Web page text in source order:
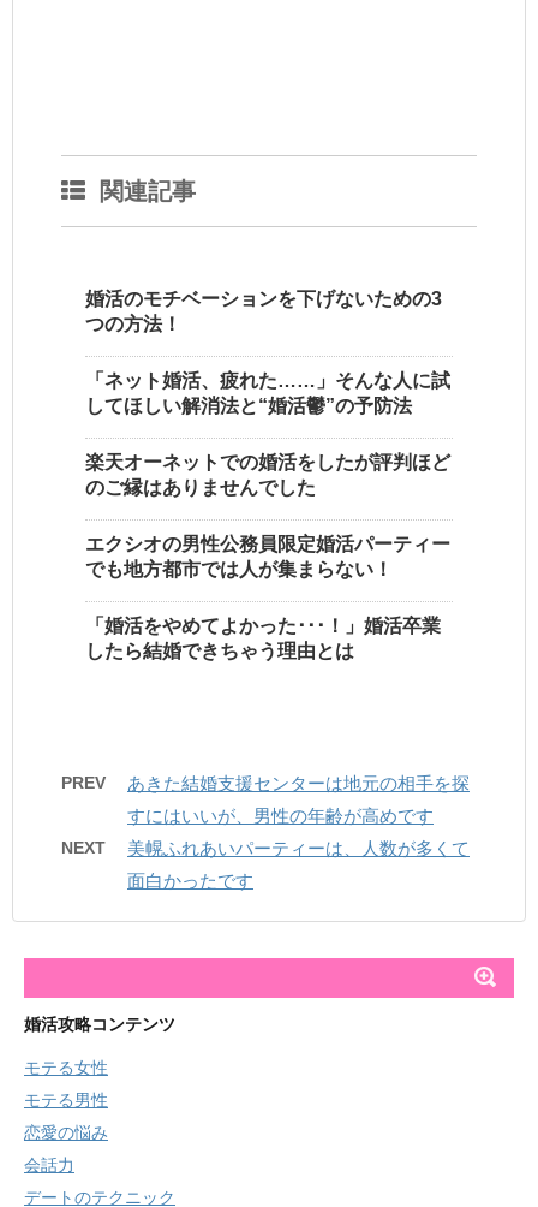
関連記事
婚活のモチベーションを下げないための3
つの方法！
「ネット婚活、疲れた……」そんな人に試
してほしい解消法と“婚活鬱”の予防法
楽天オーネットでの婚活をしたが評判ほど
のご縁はありませんでした
エクシオの男性公務員限定婚活パーティー
でも地方都市では人が集まらない！
「婚活をやめてよかった･･･！」婚活卒業
したら結婚できちゃう理由とは
PREV
あきた結婚支援センターは地元の相手を探
すにはいいが、男性の年齢が高めです
NEXT
美幌ふれあいパーティーは、人数が多くて
面白かったです
婚活攻略コンテンツ
モテる女性
モテる男性
恋愛の悩み
会話力
デートのテクニック